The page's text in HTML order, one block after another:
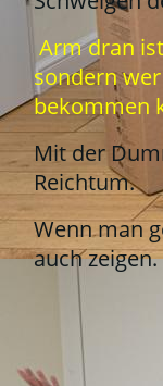
Arm dran
sondern
bekommen
Mit der
Reichtum.
Wenn man
auch zeigen.